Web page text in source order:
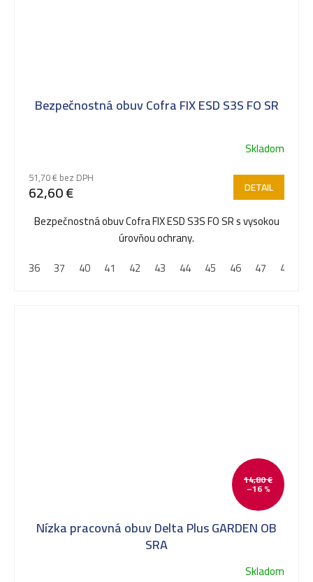
Bezpečnostná obuv Cofra FIX ESD S3S FO SR
Skladom
51,70 € bez DPH
62,60 € DETAIL
Bezpečnostná obuv Cofra FIX ESD S3S FO SR s vysokou
úrovňou ochrany.
36
37 40 41 42 43 44 45 46 47 48
14,80 €
–16 %
Nízka pracovná obuv Delta Plus GARDEN OB
SRA
Skladom